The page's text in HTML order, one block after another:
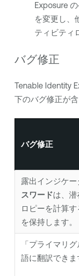
Exposureの
を変更し、
ティビティ
バグ修正
Tenable Identity
下のバグ修正が含
バグ修正
露出インジケー
スワードは、潜
ロピーを計算
を保持します。
「プライマリ
語に翻訳できま